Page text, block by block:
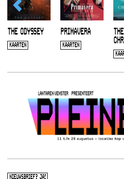
THE ODYSSEY
KAARTEN
PRIMAVERA
KAARTEN
THE
NIEUWSBRIEF? JA!